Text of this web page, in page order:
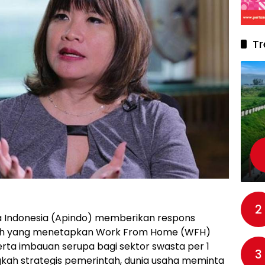
Indonesia (Apindo) memberikan respons
menetapkan Work From Home (WFH)
imbauan serupa bagi sektor swasta per 1
strategis pemerintah, dunia usaha meminta
2
3